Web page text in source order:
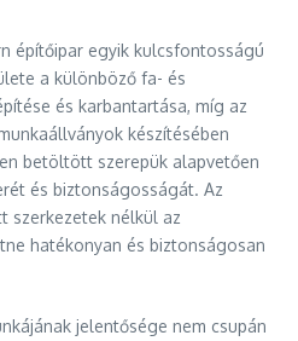
építőipar egyik kulcsfontosságú
a különböző fa- és
és karbantartása, míg az
készítésében
betöltött szerepük alapvetően
és biztonságosságát. Az
szerkezetek nélkül az
hatékonyan és biztonságosan
jelentősége nem csupán